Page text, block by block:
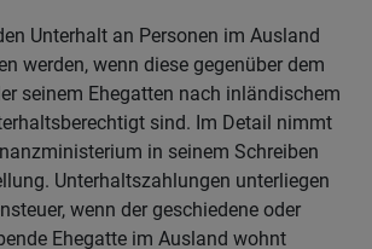
Unterhalt an Personen im Ausland
werden, wenn diese gegenüber dem
seinem Ehegatten nach inländischem
sind. Im Detail nimmt
in seinem Schreiben
Unterhaltszahlungen unterliegen
wenn der geschiedene oder
Ehegatte im Ausland wohnt